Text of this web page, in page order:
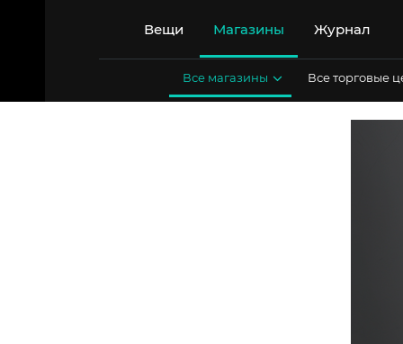
Вещи Магазины Журнал
Все магазины Все торговые